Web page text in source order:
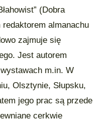
(Dobra
redaktorem almanachu
zajmuje się
Jest autorem
m.in. W
Olsztynie, Słupsku,
jego prac są przede
cerkwie